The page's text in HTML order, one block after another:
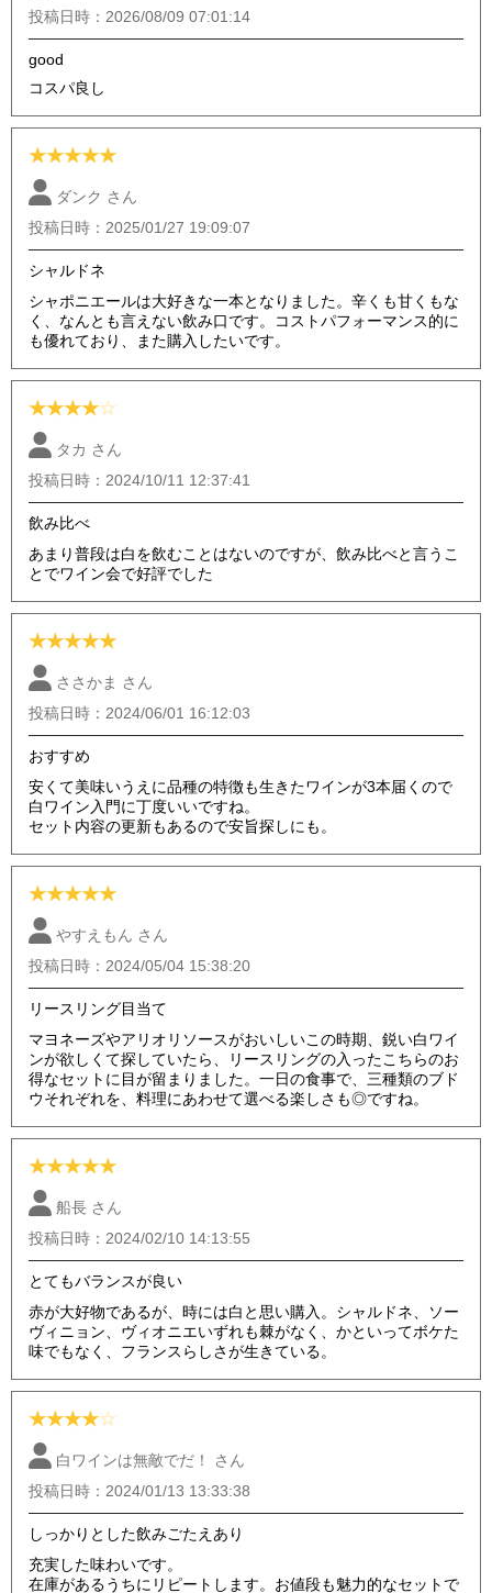
投稿日時：2026/08/09 07:01:14
good
コスパ良し
★★★★★
ダンク さん
投稿日時：2025/01/27 19:09:07
シャルドネ
シャポニエールは大好きな一本となりました。辛くも甘くもな
く、なんとも言えない飲み口です。コストパフォーマンス的に
も優れており、また購入したいです。
★★★★☆
タカ さん
投稿日時：2024/10/11 12:37:41
飲み比べ
あまり普段は白を飲むことはないのですが、飲み比べと言うこ
とでワイン会で好評でした
★★★★★
ささかま さん
投稿日時：2024/06/01 16:12:03
おすすめ
安くて美味いうえに品種の特徴も生きたワインが3本届くので
白ワイン入門に丁度いいですね。
セット内容の更新もあるので安旨探しにも。
★★★★★
やすえもん さん
投稿日時：2024/05/04 15:38:20
リースリング目当て
マヨネーズやアリオリソースがおいしいこの時期、鋭い白ワイ
ンが欲しくて探していたら、リースリングの入ったこちらのお
得なセットに目が留まりました。一日の食事で、三種類のブド
ウそれぞれを、料理にあわせて選べる楽しさも◎ですね。
★★★★★
船長 さん
投稿日時：2024/02/10 14:13:55
とてもバランスが良い
赤が大好物であるが、時には白と思い購入。シャルドネ、ソー
ヴィニョン、ヴィオニエいずれも棘がなく、かといってボケた
味でもなく、フランスらしさが生きている。
★★★★☆
白ワインは無敵でだ！ さん
投稿日時：2024/01/13 13:33:38
しっかりとした飲みごたえあり
充実した味わいです。
在庫があるうちにリピートします。お値段も魅力的なセットで